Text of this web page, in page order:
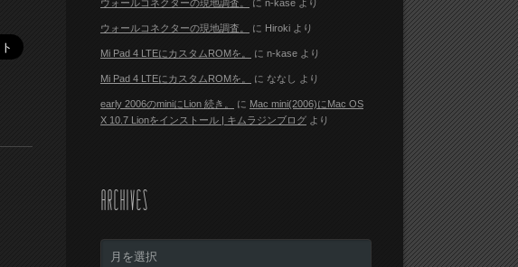
ウォールコネクターの現地調査。 に n-kase より
ウォールコネクターの現地調査。 に Hiroki より
Mi Pad 4 LTEにカスタムROMを。 に n-kase より
Mi Pad 4 LTEにカスタムROMを。 に ななし より
early 2006のminiにLion 続き。 に Mac mini(2006)にMac OS
X 10.7 Lionをインストール | キムラジンブログ より
ARCHIVES